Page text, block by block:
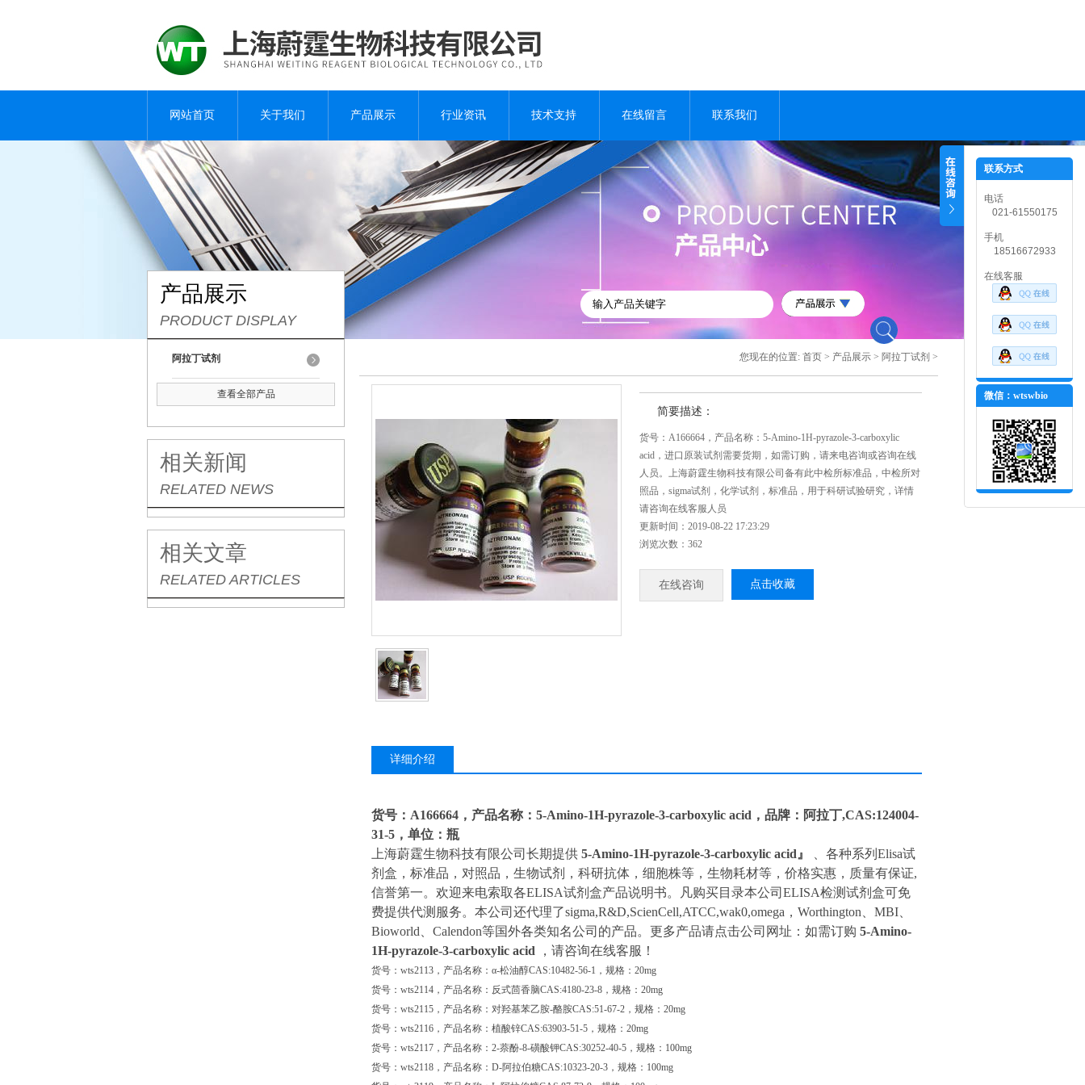
网站首页 关于我们 产品展示 行业资讯 技术支持 在线留言 联系我们
产品展示
PRODUCT DISPLAY
阿拉丁试剂
查看全部产品
相关新闻
RELATED NEWS
相关文章
RELATED ARTICLES
您现在的位置: 首页 > 产品展示 > 阿拉丁试剂 >
简要描述：
货号：A166664，产品名称：5-Amino-1H-pyrazole-3-carboxylic
acid，进口原装试剂需要货期，如需订购，请来电咨询或咨询在线
人员。上海蔚霆生物科技有限公司备有此中检所标准品，中检所对
照品，sigma试剂，化学试剂，标准品，用于科研试验研究，详情
请咨询在线客服人员
更新时间：2019-08-22 17:23:29
浏览次数：362
在线咨询 点击收藏
详细介绍
货号：A166664，产品名称：5-Amino-1H-pyrazole-3-carboxylic acid，品牌：阿拉丁,CAS:124004-
31-5，单位：瓶
上海蔚霆生物科技有限公司长期提供 5-Amino-1H-pyrazole-3-carboxylic acid』
、各种系列Elisa试
剂盒，标准品，对照品，生物试剂，科研抗体，细胞株等，生物耗材等，价格实惠，质量有保证,
信誉第一。欢迎来电索取各ELISA试剂盒产品说明书。凡购买目录本公司ELISA检测试剂盒可免
费提供代测服务。本公司还代理了sigma,R&D,ScienCell,ATCC,wak0,omega，Worthington、MBI、
Bioworld、Calendon等国外各类知名公司的产品。更多产品请点击公司网址：如需订购 5-Amino-
1H-pyrazole-3-carboxylic acid ，请咨询在线客服！
货号：wts2113，产品名称：α-松油醇CAS:10482-56-1，规格：20mg
货号：wts2114，产品名称：反式茴香脑CAS:4180-23-8，规格：20mg
货号：wts2115，产品名称：对羟基苯乙胺-酪胺CAS:51-67-2，规格：20mg
货号：wts2116，产品名称：植酸锌CAS:63903-51-5，规格：20mg
货号：wts2117，产品名称：2-萘酚-8-磺酸钾CAS:30252-40-5，规格：100mg
货号：wts2118，产品名称：D-阿拉伯糖CAS:10323-20-3，规格：100mg
联系方式
电话
021-61550175
手机
18516672933
在线客服
微信：wtswbio